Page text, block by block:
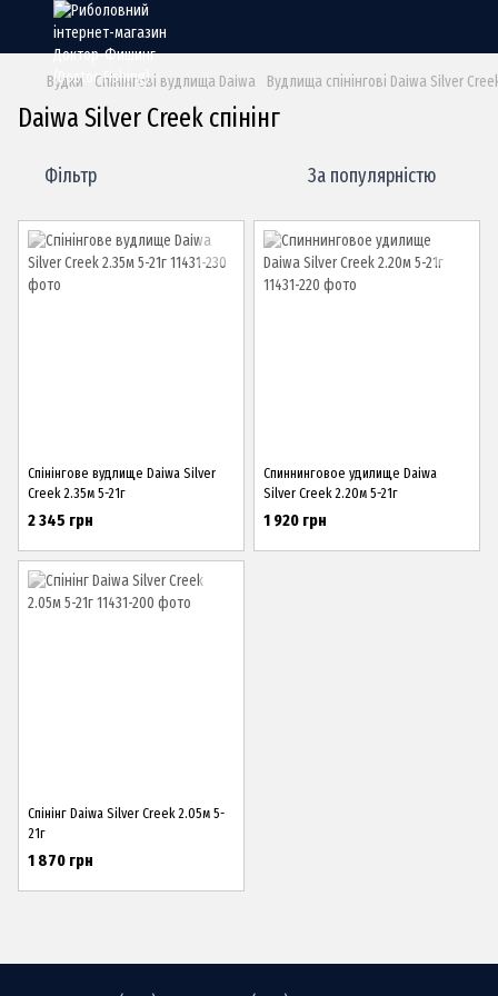
Вудки Спінінгові вудлища Daiwa Вудлища спінінгові Daiwa Silver
Daiwa Silver Creek спінінг
Фільтр За популярністю
Спінінгове вудлище Daiwa Silver
Creek 2.35м 5-21г
2 345 грн
Спиннинговое удилище Daiwa
Silver Creek 2.20м 5-21г
1 920 грн
Спінінг Daiwa Silver Creek 2.05м 5-
21г
1 870 грн